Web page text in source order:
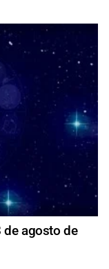
de agosto de